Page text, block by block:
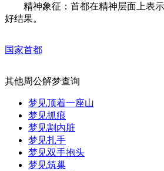
精神象征：首都在精神层面上表示
好结果。
国家首都
其他周公解梦查询
梦见顶着一座山
梦见抓痕
梦见割内脏
梦见扎手
梦见双手抱头
梦见筑巢